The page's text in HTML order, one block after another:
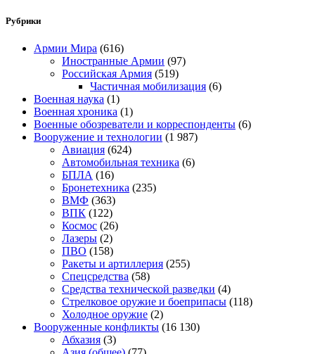
Рубрики
Армии Мира (616)
Иностранные Армии (97)
Российская Армия (519)
Частичная мобилизация (6)
Военная наука (1)
Военная хроника (1)
Военные обозреватели и корреспонденты (6)
Вооружение и технологии (1 987)
Авиация (624)
Автомобильная техника (6)
БПЛА (16)
Бронетехника (235)
ВМФ (363)
ВПК (122)
Космос (26)
Лазеры (2)
ПВО (158)
Ракеты и артиллерия (255)
Спецсредства (58)
Средства технической разведки (4)
Стрелковое оружие и боеприпасы (118)
Холодное оружие (2)
Вооруженные конфликты (16 130)
Абхазия (3)